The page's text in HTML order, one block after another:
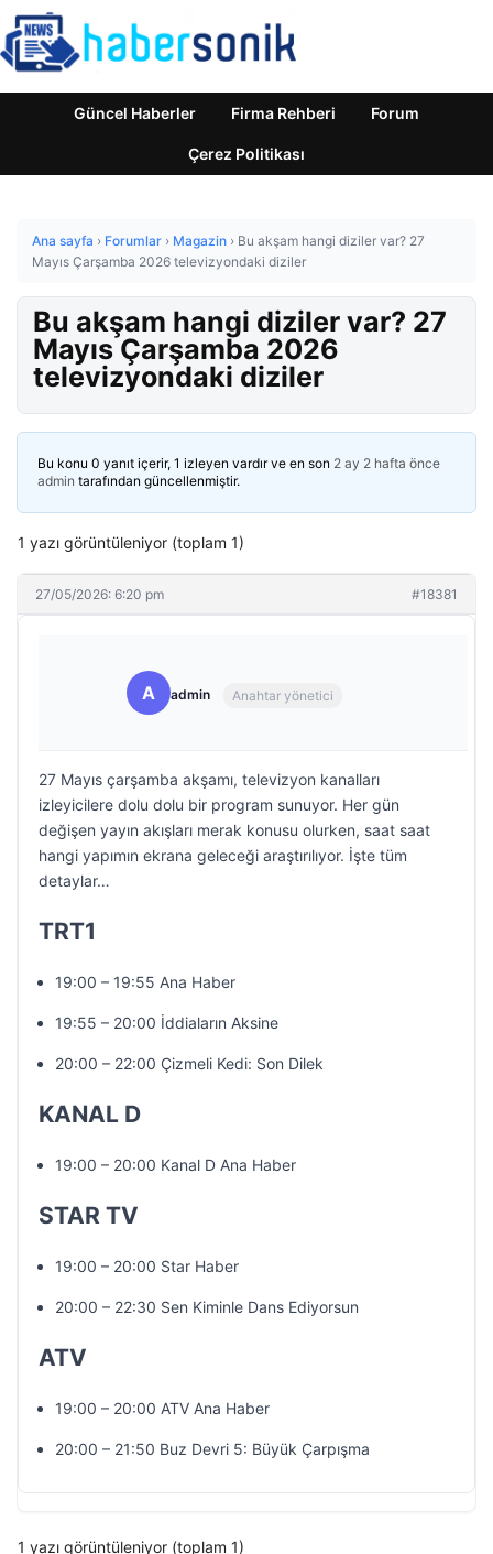
Güncel Haberler Firma Rehberi Forum
Çerez Politikası
Ana sayfa › Forumlar › Magazin › Bu akşam hangi diziler var? 27
Mayıs Çarşamba 2026 televizyondaki diziler
Bu akşam hangi diziler var? 27
Mayıs Çarşamba 2026
televizyondaki diziler
Bu konu 0 yanıt içerir, 1 izleyen vardır ve en son 2 ay 2 hafta önce
admin tarafından güncellenmiştir.
1 yazı görüntüleniyor (toplam 1)
27/05/2026: 6:20 pm #18381
A admin Anahtar yönetici
27 Mayıs çarşamba akşamı, televizyon kanalları
izleyicilere dolu dolu bir program sunuyor. Her gün
değişen yayın akışları merak konusu olurken, saat saat
hangi yapımın ekrana geleceği araştırılıyor. İşte tüm
detaylar…
TRT1
19:00 – 19:55 Ana Haber
19:55 – 20:00 İddiaların Aksine
20:00 – 22:00 Çizmeli Kedi: Son Dilek
KANAL D
19:00 – 20:00 Kanal D Ana Haber
STAR TV
19:00 – 20:00 Star Haber
20:00 – 22:30 Sen Kiminle Dans Ediyorsun
ATV
19:00 – 20:00 ATV Ana Haber
20:00 – 21:50 Buz Devri 5: Büyük Çarpışma
1 yazı görüntüleniyor (toplam 1)